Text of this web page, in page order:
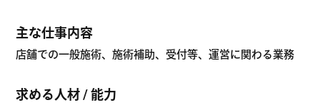
主な仕事内容
店舗での一般施術、施術補助、受付等、運営に関わる業務
求める人材 / 能力